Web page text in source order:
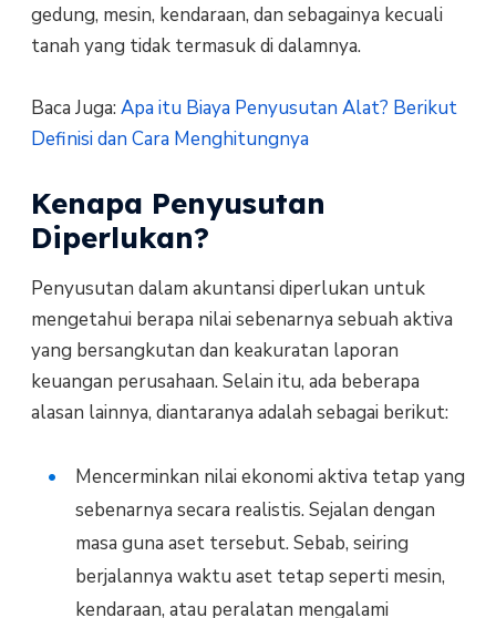
gedung, mesin, kendaraan, dan sebagainya kecuali
tanah yang tidak termasuk di dalamnya.
Baca Juga: Apa itu Biaya Penyusutan Alat? Berikut
Definisi dan Cara Menghitungnya
Kenapa Penyusutan
Diperlukan?
Penyusutan dalam akuntansi diperlukan untuk
mengetahui berapa nilai sebenarnya sebuah aktiva
yang bersangkutan dan keakuratan laporan
keuangan perusahaan. Selain itu, ada beberapa
alasan lainnya, diantaranya adalah sebagai berikut:
Mencerminkan nilai ekonomi aktiva tetap yang
sebenarnya secara realistis. Sejalan dengan
masa guna aset tersebut. Sebab, seiring
berjalannya waktu aset tetap seperti mesin,
kendaraan, atau peralatan mengalami